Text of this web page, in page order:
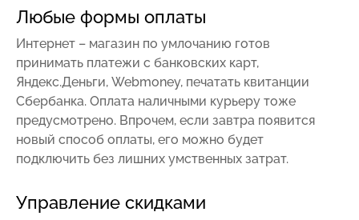
Любые формы оплаты
Интернет – магазин по умлочанию готов
принимать платежи с банковских карт,
Яндекс.Деньги, Webmoney, печатать квитанции
Сбербанка. Оплата наличными курьеру тоже
предусмотрено. Впрочем, если завтра появится
новый способ оплаты, его можно будет
подключить без лишних умственных затрат.
Управление скидками